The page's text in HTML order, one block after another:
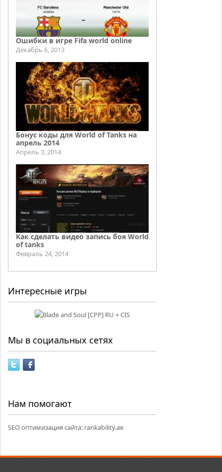
Ошибки в игре Fifa world online
Декабрь 6, 2013
Бонус коды для World of Tanks на
апрель 2014
Апрель 3, 2014
Как сделать видео запись боя World
of tanks
Февраль 24, 2014
Интересные игры
Мы в социальных сетях
Нам помогают
SEO оптимизация сайта: rankability.ae